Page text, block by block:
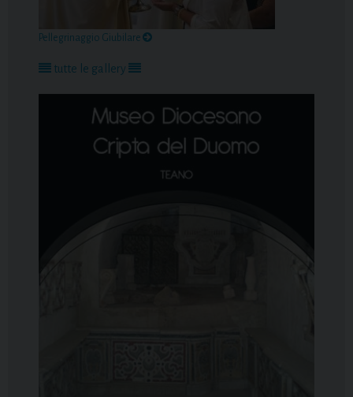
Pellegrinaggio Giubilare
tutte le gallery